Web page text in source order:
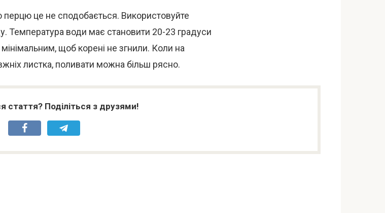
перцю це не сподобається. Використовуйте
Температура води має становити 20-23 градуси
щоб корені не згнили. Коли на
листка, поливати можна більш рясно.
стаття? Поділіться з друзями!